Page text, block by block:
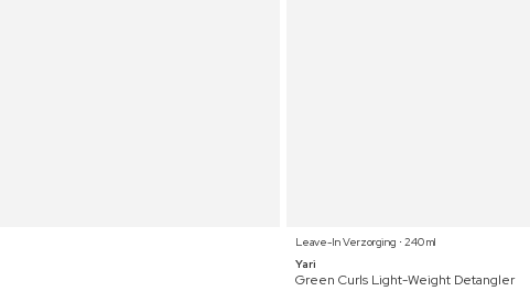
Leave-In Verzorging ⋅ 240 ml
Yari
Green Curls Light-Weight Detangler